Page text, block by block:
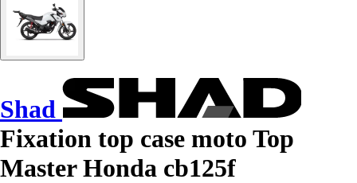
Shad
Fixation top case moto Top
Master Honda cb125f